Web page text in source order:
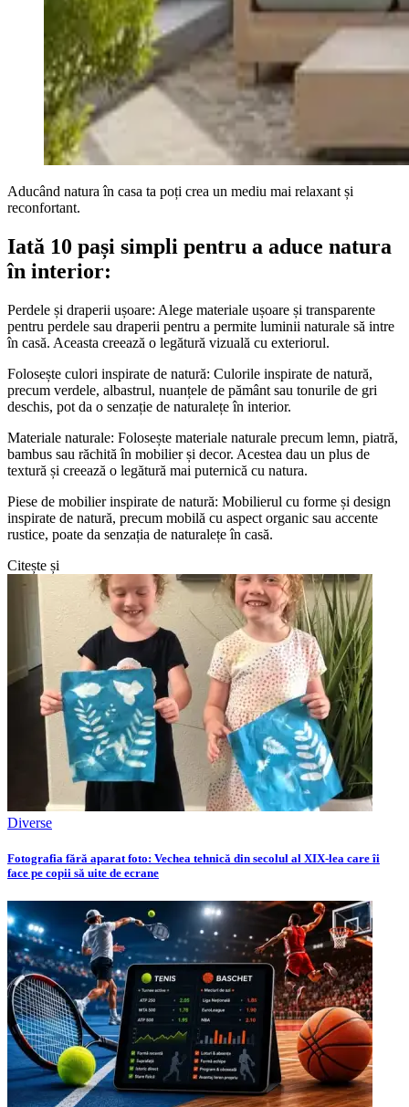
Aducând natura în casa ta poți crea un mediu mai relaxant și
reconfortant.
Iată 10 pași simpli pentru a aduce natura
în interior:
Perdele și draperii ușoare: Alege materiale ușoare și transparente
pentru perdele sau draperii pentru a permite luminii naturale să intre
în casă. Aceasta creează o legătură vizuală cu exteriorul.
Folosește culori inspirate de natură: Culorile inspirate de natură,
precum verdele, albastrul, nuanțele de pământ sau tonurile de gri
deschis, pot da o senzație de naturalețe în interior.
Materiale naturale: Folosește materiale naturale precum lemn, piatră,
bambus sau răchită în mobilier și decor. Acestea dau un plus de
textură și creează o legătură mai puternică cu natura.
Piese de mobilier inspirate de natură: Mobilierul cu forme și design
inspirate de natură, precum mobilă cu aspect organic sau accente
rustice, poate da senzația de naturalețe în casă.
Citește și
Diverse
Fotografia fără aparat foto: Vechea tehnică din secolul al XIX-lea care îi
face pe copii să uite de ecrane